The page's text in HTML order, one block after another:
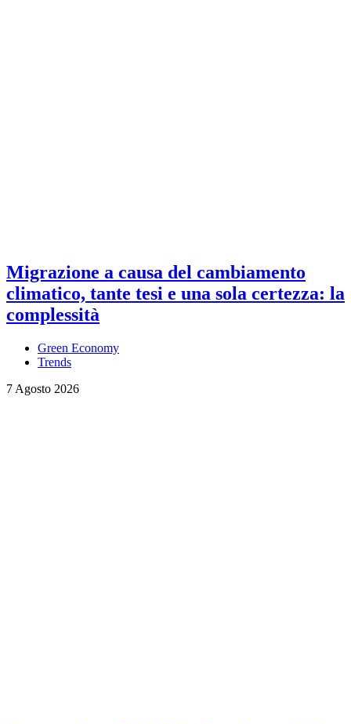
Migrazione a causa del cambiamento
climatico, tante tesi e una sola certezza: la
complessità
Green Economy
Trends
7 Agosto 2026